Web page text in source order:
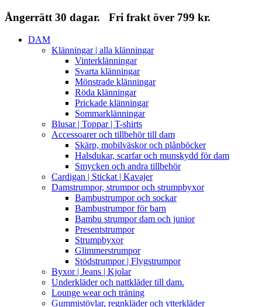
Ångerrätt 30 dagar. Fri frakt över 799 kr.
DAM
Klänningar | alla klänningar
Vinterklänningar
Svarta klänningar
Mönstrade klänningar
Röda klänningar
Prickade klänningar
Sommarklänningar
Blusar | Toppar | T-shirts
Accessoarer och tillbehör till dam
Skärp, mobilväskor och plånböcker
Halsdukar, scarfar och munskydd för dam
Smycken och andra tillbehör
Cardigan | Stickat | Kavajer
Damstrumpor, strumpor och strumpbyxor
Bambustrumpor och sockar
Bambustrumpor för barn
Bambu strumpor dam och junior
Presentstrumpor
Strumpbyxor
Glimmerstrumpor
Stödstrumpor | Flygstrumpor
Byxor | Jeans | Kjolar
Underkläder och nattkläder till dam.
Lounge wear och träning
Gummistövlar, regnkläder och ytterkläder